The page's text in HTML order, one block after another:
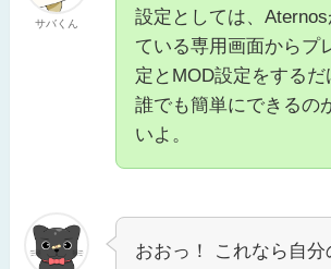
サバくん
設定としては、
ている専用画面からプ
定とMOD設定をするだ
誰でも簡単にできるの
いよ。
おおっ！ これなら自分